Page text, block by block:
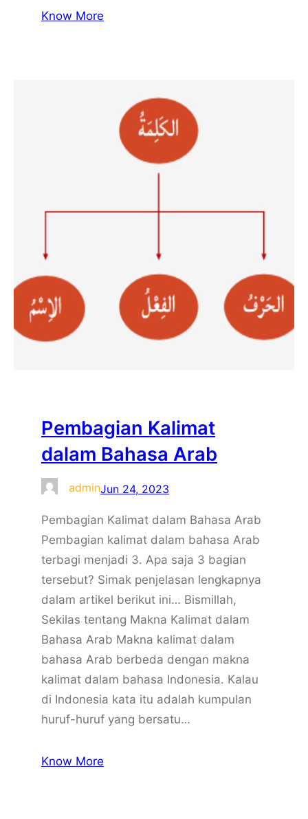
Know More
Pembagian Kalimat
dalam Bahasa Arab
adminJun 24, 2023
Pembagian Kalimat dalam Bahasa Arab
Pembagian kalimat dalam bahasa Arab
terbagi menjadi 3. Apa saja 3 bagian
tersebut? Simak penjelasan lengkapnya
dalam artikel berikut ini… Bismillah,
Sekilas tentang Makna Kalimat dalam
Bahasa Arab Makna kalimat dalam
bahasa Arab berbeda dengan makna
kalimat dalam bahasa Indonesia. Kalau
di Indonesia kata itu adalah kumpulan
huruf-huruf yang bersatu…
Know More